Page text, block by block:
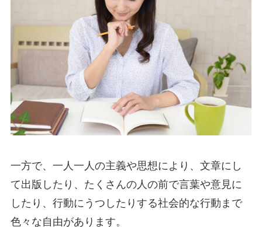
一方で、一人一人の主義や思想により、文章にし
て出版したり、たくさんの人の前で言葉や意見に
したり、行動にうつしたりする社会的な行動まで
色々な自由があります。